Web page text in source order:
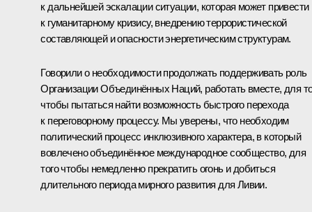
к дальнейшей эскалации ситуации, которая может привести
к гуманитарному кризису, внедрению террористической
составляющей и опасности энергетическим структурам.
Говорили о необходимости продолжать поддерживать роль
Организации Объединённых Наций, работать вместе, для
чтобы пытаться найти возможность быстрого перехода
к переговорному процессу. Мы уверены, что необходим
политический процесс инклюзивного характера, в который
вовлечено объединённое международное сообщество, для
того чтобы немедленно прекратить огонь и добиться
длительного периода мирного развития для Ливии.